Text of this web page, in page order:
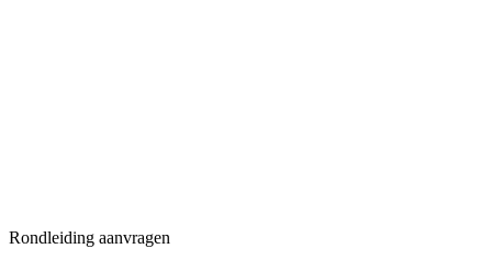
Rondleiding aanvragen